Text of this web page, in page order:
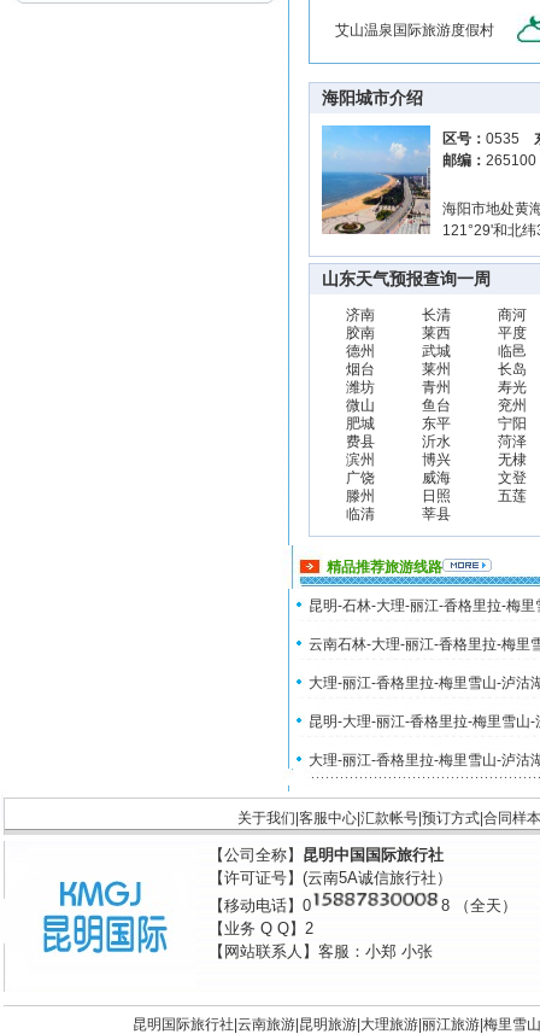
艾山温泉国际旅游度假村
海阳城市介绍
区号： 0535
邮编：
海阳市地处黄
121°29'和北
山东天气预报查询一周
济南 长清
商河
胶南
莱西
平度
德州
武城
临邑
烟台
莱州
长岛
潍坊
青州
寿光
微山
鱼台
兖州
肥城
东平
宁阳
费县
沂水
菏泽
滨州
博兴
无棣
广饶
威海
文登
滕州
日照
五莲
临清
莘县
精品推荐旅游线路
昆明-石林-大理-丽江-香格里拉-梅
云南石林-大理-丽江-香格里拉-梅里
大理-丽江-香格里拉-梅里雪山-泸沽
昆明-大理-丽江-香格里拉-梅里雪山
大理-丽江-香格里拉-梅里雪山-泸沽
关于我们 客服中心 汇款帐号 预订方式 合同样本
【公司全称】 昆明中国国际旅行社
【许可证号】(云南5A诚信旅行社）
【移动电话】0
8 （全天）
【业务 Q Q】2
【网站联系人】客服：小郑 小张
昆明国际旅行社| 云南旅游 昆明旅游 大理旅游 丽江旅游 梅里雪山